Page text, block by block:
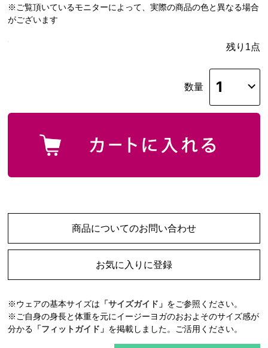
※ご覧頂いているモニターによって、実際の商品の色と異なる場合
がございます
残り1点
数量
商品についてのお問い合わせ
お気に入りに登録
※ウェアの基本サイズは 「サイズガイド」 をご参照ください。
※ご自身の身長と体重を元にイージーヨガのおおよそのサイズ感が
分かる 「フィットガイド」 を掲載しました。ご活用ください。